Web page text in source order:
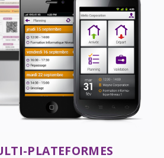
PLATEFORMES